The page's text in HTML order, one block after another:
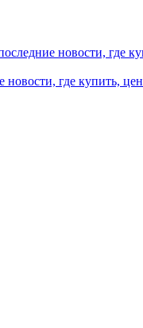
новости, где
новости, где купить,